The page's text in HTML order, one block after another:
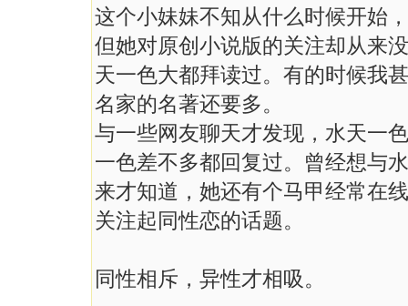
这个小妹妹不知从什么时候开始
但她对原创小说版的关注却从来
天一色大都拜读过。有的时候我
名家的名著还要多。
与一些网友聊天才发现，水天一
一色差不多都回复过。曾经想与
来才知道，她还有个马甲经常在
关注起同性恋的话题。
同性相斥，异性才相吸。